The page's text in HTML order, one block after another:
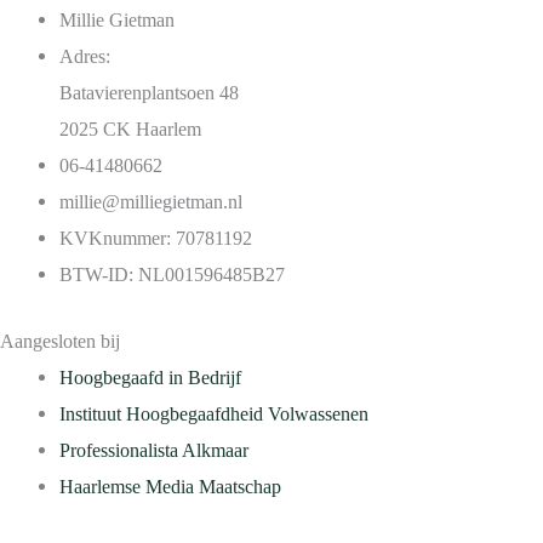
Millie Gietman
Adres:
Batavierenplantsoen 48
2025 CK Haarlem
06-41480662
millie@milliegietman.nl
KVKnummer: 70781192
BTW-ID: NL001596485B27
Aangesloten bij
Hoogbegaafd in Bedrijf
Instituut Hoogbegaafdheid Volwassenen
Professionalista Alkmaar
Haarlemse Media Maatschap